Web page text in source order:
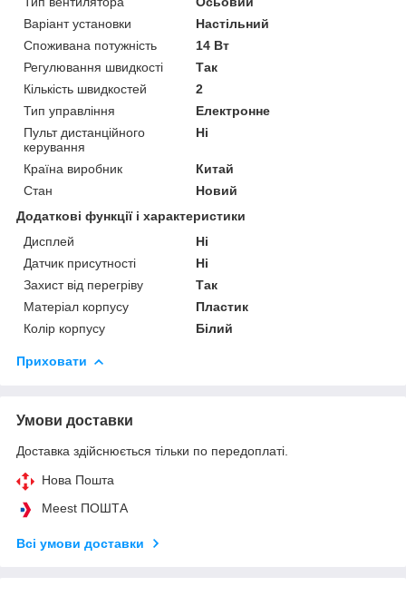
Варіант установки
Настільний
Споживана потужність
14 Вт
Регулювання швидкості
Так
Кількість швидкостей
2
Тип управління
Електронне
Пульт дистанційного
керування
Ні
Країна виробник
Китай
Стан
Новий
Додаткові функції і характеристики
Дисплей
Ні
Датчик присутності
Ні
Захист від перегріву
Так
Матеріал корпусу
Пластик
Колір корпусу
Білий
Приховати
Умови доставки
Доставка здійснюється тільки по передоплаті.
Нова Пошта
Meest ПОШТА
Всі умови доставки